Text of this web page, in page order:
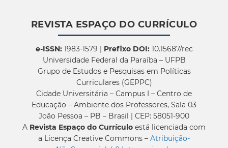
REVISTA ESPAÇO DO CURRÍCULO
e-ISSN:1983-1579 | Prefixo DOI:10.15687/rec
Universidade Federal da Paraíba – UFPB
Grupo de Estudos e Pesquisas em Políticas
Curriculares (GEPPC)
Cidade Universitária – Campus I – Centro de
Educação – Ambiente dos Professores, Sala 03
João Pessoa – PB – Brasil | CEP: 58051-900
A Revista Espaço do Currículo está licenciada com
a Licença Creative Commons – Atribuição-